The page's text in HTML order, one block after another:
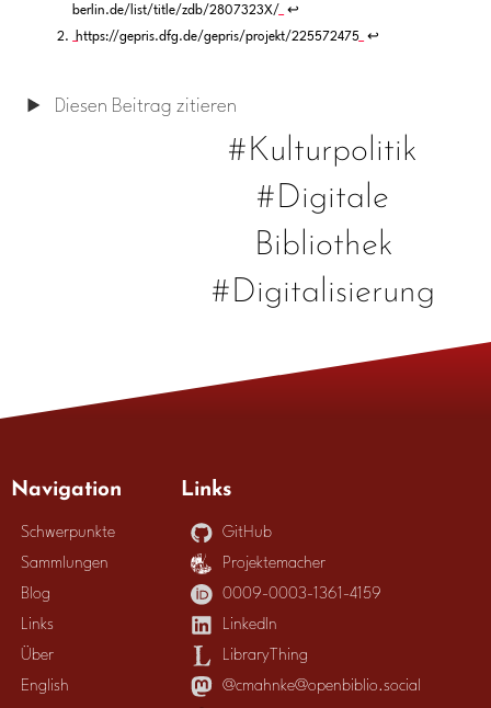
berlin.de/list/title/zdb/2807323X/
↩︎
https://gepris.dfg.de/gepris/projekt/225572475 ↩︎
Diesen Beitrag zitieren
#Kulturpolitik
#Digitale
Bibliothek
#Digitalisierung
Navigation
Schwerpunkte
Sammlungen
Blog
Links
Über
English
Links
GitHub
Projektemacher
0009-0003-1361-4159
LinkedIn
LibraryThing
@cmahnke@openbiblio.social